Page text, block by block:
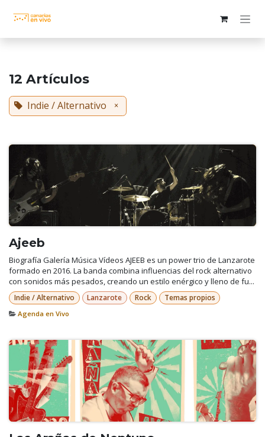
12 Artículos
Indie / Alternativo ×
Ajeeb
Biografía Galería Música Vídeos AJEEB es un power trio de Lanzarote
formado en 2016. La banda combina influencias del rock alternativo
con sonidos más pesados, creando un estilo enérgico y lleno de fu...
Indie / Alternativo Lanzarote Rock Temas propios
Agenda en Vivo